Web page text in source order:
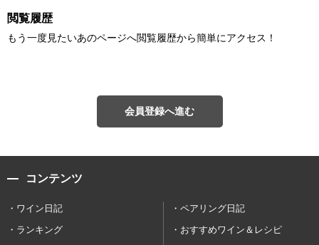
閲覧履歴
もう一度見たいあのページへ閲覧履歴から簡単にアクセス！
会員登録へ進む
コンテンツ
ワイン日記
ペアリング日記
ランキング
おすすめワイン＆レシピ